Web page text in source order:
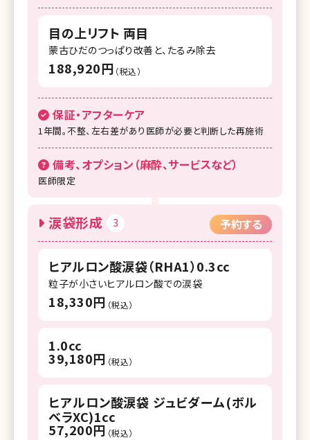
目の上リフト 両目
蒙古ひだのつっぱり改善と、たるみ除去
188,920円 （税込）
保証・アフターケア
1年間。不整、左右差があり医師が必要と判断した再施術
備考、オプション（麻酔、サービスなど）
医師限定
涙袋形成 3 予約する
ヒアルロン酸涙袋（RHA1）0.3cc
粒子が小さいヒアルロン酸での涙袋
18,330円 （税込）
1.0cc
39,180円 （税込）
ヒアルロン酸涙袋 ジュビダーム(ボル
ベラXC)1cc
57,200円 （税込）